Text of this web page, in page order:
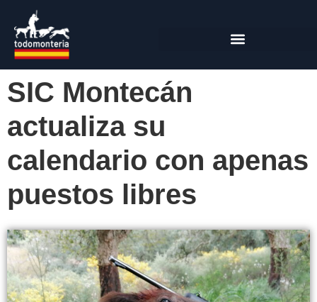
SIC Montecán
actualiza su
calendario con apenas
puestos libres